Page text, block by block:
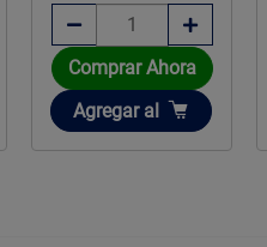
Comprar Ahora
Añadir
Agregar al